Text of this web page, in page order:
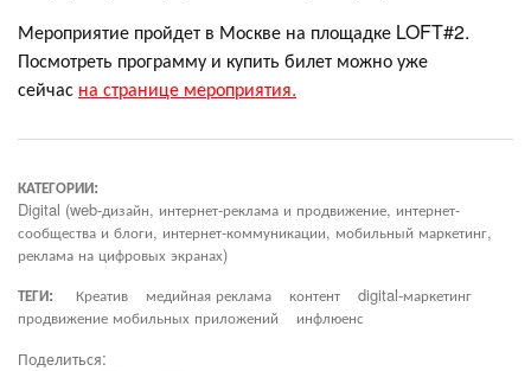
Мероприятие пройдет в Москве на площадке LOFT#2.
Посмотреть программу и купить билет можно уже
сейчас на странице мероприятия.
КАТЕГОРИИ:
Digital (web-дизайн, интернет-реклама и продвижение, интернет-
сообщества и блоги, интернет-коммуникации, мобильный маркетинг,
реклама на цифровых экранах)
ТЕГИ:
Креатив медийная реклама контент
digital-маркетинг
продвижение мобильных приложений
инфлюенс
Поделиться: